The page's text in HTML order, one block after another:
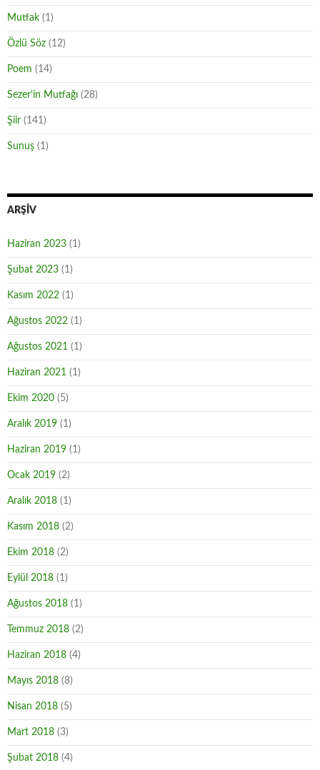
Mutfak (1)
Özlü Söz (12)
Poem (14)
Sezer'in Mutfağı (28)
Şiir (141)
Sunuş (1)
ARŞIV
Haziran 2023 (1)
Şubat 2023 (1)
Kasım 2022 (1)
Ağustos 2022 (1)
Ağustos 2021 (1)
Haziran 2021 (1)
Ekim 2020 (5)
Aralık 2019 (1)
Haziran 2019 (1)
Ocak 2019 (2)
Aralık 2018 (1)
Kasım 2018 (2)
Ekim 2018 (2)
Eylül 2018 (1)
Ağustos 2018 (1)
Temmuz 2018 (2)
Haziran 2018 (4)
Mayıs 2018 (8)
Nisan 2018 (5)
Mart 2018 (3)
Şubat 2018 (4)